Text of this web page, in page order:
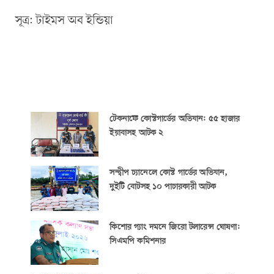
সূত্র: টাইমস অব ইন্ডিয়া
টেকনাফে কোস্টগার্ডের অভিযান: ৫৫ হাজার
ইয়াবাসহ আটক ২
সন্দ্বীপ চ্যানেলে কোস্ট গার্ডের অভিযান,
দুইটি বোটসহ ১০ পাচারকারী আটক
কিশোর গ্যাং দমনে জিরো টলারেন্স ঘোষণা:
সিএমপি কমিশনার